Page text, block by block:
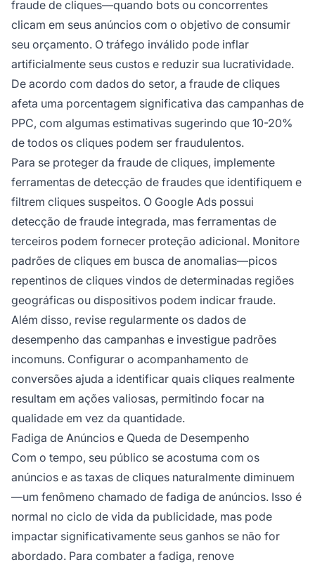
fraude de cliques—quando bots ou concorrentes
clicam em seus anúncios com o objetivo de consumir
seu orçamento. O tráfego inválido pode inflar
artificialmente seus custos e reduzir sua lucratividade.
De acordo com dados do setor, a fraude de cliques
afeta uma porcentagem significativa das campanhas de
PPC, com algumas estimativas sugerindo que 10-20%
de todos os cliques podem ser fraudulentos.
Para se proteger da fraude de cliques, implemente
ferramentas de detecção de fraudes que identifiquem e
filtrem cliques suspeitos. O Google Ads possui
detecção de fraude integrada, mas ferramentas de
terceiros podem fornecer proteção adicional. Monitore
padrões de cliques em busca de anomalias—picos
repentinos de cliques vindos de determinadas regiões
geográficas ou dispositivos podem indicar fraude.
Além disso, revise regularmente os dados de
desempenho das campanhas e investigue padrões
incomuns. Configurar o acompanhamento de
conversões ajuda a identificar quais cliques realmente
resultam em ações valiosas, permitindo focar na
qualidade em vez da quantidade.
Fadiga de Anúncios e Queda de Desempenho
Com o tempo, seu público se acostuma com os
anúncios e as taxas de cliques naturalmente diminuem
—um fenômeno chamado de fadiga de anúncios. Isso é
normal no ciclo de vida da publicidade, mas pode
impactar significativamente seus ganhos se não for
abordado. Para combater a fadiga, renove